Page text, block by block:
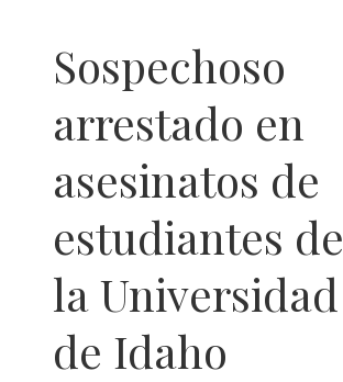
Sospechoso
arrestado en
asesinatos de
estudiantes de
la Universidad
de Idaho